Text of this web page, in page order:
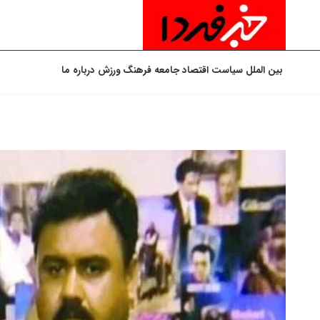
بین الملل سیاست اقتصادجامعه فرهنگورزش درباره ما